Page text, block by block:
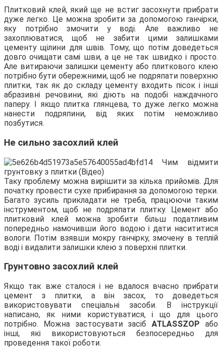
Плитковий клей, який ще не встиг засохнути прибрати
дуже легко. Це можна зробити за допомогою ганчірки,
яку потрібно змочити у воді. Але важливо не
захоплюватися, щоб не забити цими залишками
цементу щілини для швів. Тому, що потім доведеться
довго очищати самі шви, а це не так швидко і просто.
Але витираючи залишки цементу або плиткового клею
потрібно бути обережними, щоб не подряпати поверхню
плитки, так як до складу цементу входить пісок і інші
абразивні речовини, які діють на подобі наждачного
паперу. І якщо плитка глянцева, то дуже легко можна
нанести подряпини, від яких потім неможливо
позбутися.
Не сильно засохлий клей
Таку проблему можна вирішити за кілька прийомів. Для
початку провести сухе прибирання за допомогою терки.
Багато зусиль прикладати не треба, працюючи таким
інструментом, щоб не подряпати плитку. Цемент або
плитковий клей можна зробити більш податливим
попередньо намочивши його водою і дати насититися
вологи. Потім взявши мокру ганчірку, змочену в теплій
воді і видалити залишки клею з поверхні плитки.
Грунтовно засохлий клей
Якщо так вже сталося і не вдалося вчасно прибрати
цемент з плитки, а він засох, то доведеться
використовувати спеціальні засоби. В інструкції
написано, як ними користуватися, і що для цього
потрібно. Можна застосувати засібATLASSZOP або
інші, які використовуються безпосередньо для
проведення такої роботи.